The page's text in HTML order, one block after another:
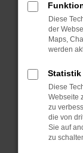
Starte
Das
Stelle
führen,
Diese
der
Maps,
werden
Statistik
Diese
Webseite
zu
die von
Sie auf
zu